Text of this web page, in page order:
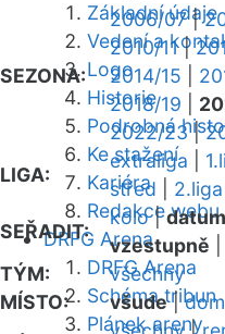
Základní údaje
Vedení a
Logo
Historie
Podrobná
Ke stažení
Kariéra
Redakce webu
DRFG Arena
DRFG Arena
Schéma tribun
Plánek areny
SEZONA:
2006/07|
2010/11|
2014/15
2018/19
2022/23|
LIGA:
extraliga
střed
SEŘADIT:
kolo|datum
vzestupně
TÝM:
všechny
MÍSTO:
všude|